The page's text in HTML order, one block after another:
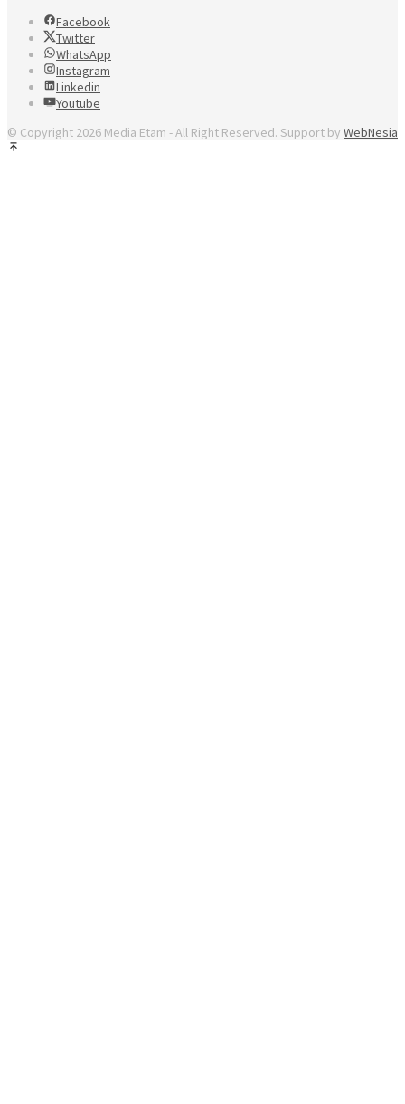
Facebook
Twitter
WhatsApp
Instagram
Linkedin
Youtube
© Copyright 2026 Media Etam - All Right Reserved. Support by WebNesia